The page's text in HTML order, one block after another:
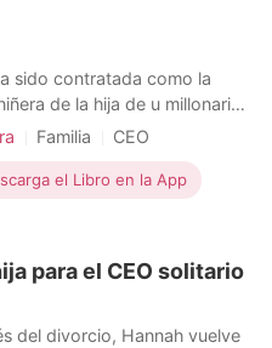
sido contratada como la
de la hija de u millonario
y malhumorado: Oliver
es muy alegre y extrovertida.
entre ambos es pésima
por el gr
Familia
CEO
Arrogante/Dominante
Poderosa
el Libro en la App
para el CEO solitario
del divorcio, Hannah vuelve